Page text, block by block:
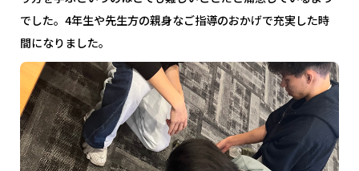
でした。4年生や先生方の親身なご指導のおかげで充実した時
間になりました。